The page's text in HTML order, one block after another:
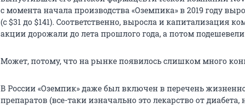
с момента начала производства «Оземпика»в 2019 году
(с $31 до $141). Соответственно, выросла и капитализация
акции дорожали до лета прошлого года, а потом подешевели
Может, потому, что на рынке появилось слишком много
В России «Оземпик» даже был включен в перечень
препаратов (все-таки изначально это лекарство от